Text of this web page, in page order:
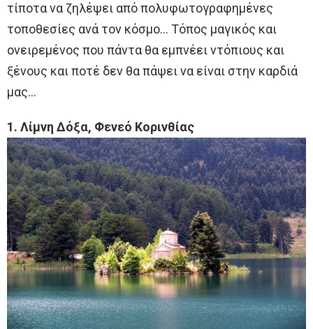
τίποτα να ζηλέψει από πολυφωτογραφημένες
τοποθεσίες ανά τον κόσμο… Τόπος μαγικός και
ονειρεμένος που πάντα θα εμπνέει ντόπιους και
ξένους και ποτέ δεν θα πάψει να είναι στην καρδιά
μας…
1. Λίμνη Δόξα, Φενεό Κορινθίας